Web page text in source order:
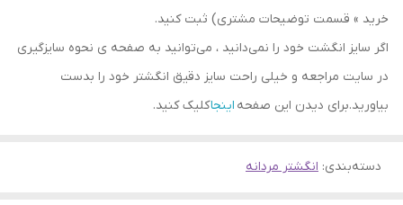
خرید » قسمت توضیحات مشتری) ثبت کنید.
اگر سایز انگشت خود را نمی‌دانید ، می‌توانید به صفحه ی نحوه سایزگیری
در سایت مراجعه و خیلی راحت سایز دقیق انگشتر خود را بدست
بیاورید.برای دیدن این صفحه اینجاکلیک کنید.
دسته‌بندی: انگشتر مردانه